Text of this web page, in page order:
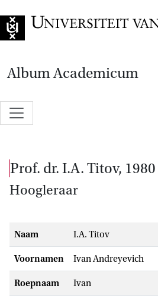
Album Academicum
prof. dr. I.A. Titov, 1980
Hoogleraar
Naam I.A. Titov
Voornamen Ivan Andreyevich
Roepnaam Ivan